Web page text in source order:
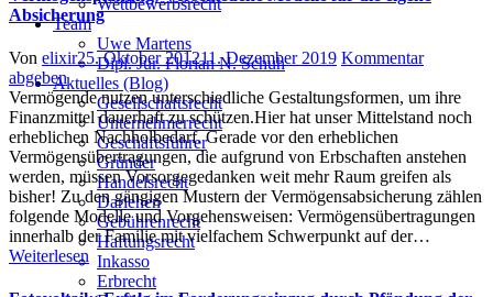
Team
Uwe Martens
Dipl. Jur. Florian N. Schuh
Aktuelles (Blog)
Gesellschaftsrecht
Unternehmerrecht
Geschäftsführer
Gründer
Handelsrecht
Darlehen
Gebührenrecht
Haftungsrecht
Inkasso
Erbrecht
Absicherung
Author
Von elixirPosted
on
25. Oktober 201211. Dezember 2019 Kommentar
abgeben
Vermögende nutzen unterschiedliche Gestaltungsformen, um ihre
Finanzmittel dauerhaft zu schützen.Hier hat unser Mittelstand noch
erheblichen Nachholbedarf. Gerade vor den erheblichen
Vermögensübertragungen, die aufgrund von Erbschaften anstehen
werden, müssen Vorsorgegedanken weit mehr Raum greifen als
bisher! Zu den gängigen Mustern der Vermögensabsicherung zählen
folgende Modelle und Vorgehensweisen: Vermögensübertragungen
innerhalb der Familie mit vielfachem Schwerpunkt auf der…
Weiterlesen